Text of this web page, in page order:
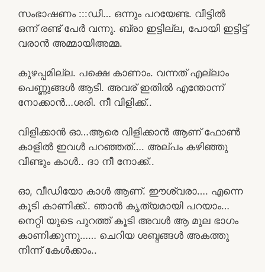
സംഭാഷണം :::ഡീ… ഒന്നും പറയേണ്ട. വീട്ടിൽ
ഒന്ന് രണ്ട് പേർ വന്നു. ബ്രാ ഇട്ടില്ല, പോയി ഇട്ടിട്ട്
വരാൻ അമ്മായിഅമ്മ.
കുഴപ്പമില്ല. പക്ഷെ കാണാം. വന്നത് എല്ലാം
പെണ്ണുങ്ങൾ ആടീ. അവര് ഇതിൽ എന്തോന്ന്
നോക്കാൻ…ശരി. നീ വിളിക്ക്..
വിളിക്കാൻ ഓ…ആരെ വിളിക്കാൻ ആണ് ഫോൺ
കാളിൽ ഇവൾ പറഞ്ഞത്…. അല്പം കഴിഞ്ഞു
വീണ്ടും കാൾ.. ദാ നീ നോക്ക്..
ഓ, വീഡിയോ കാൾ ആണ്. ഈശ്വരാ…. എന്നെ
കൂടി കാണിക്ക്.. ഞാൻ കൃത്യമായി പറയാം…
നെറ്റി യുടെ പുറത്ത് കൂടി അവൾ ആ മുല ഭാഗം
കാണിക്കുന്നു…… ചെറിയ ശബ്ദങ്ങൾ അകത്തു
നിന്ന് കേൾക്കാം..